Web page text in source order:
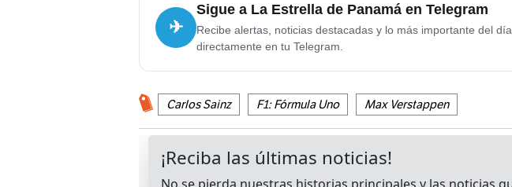
✈
Sigue a La Estrella de Panamá en Telegram
Recibe alertas, noticias destacadas y lo más importante del día
directamente en tu Telegram.
Carlos Sainz F1: Fórmula Uno Max Verstappen